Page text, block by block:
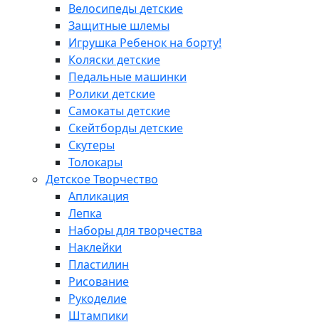
Велосипеды детские
Защитные шлемы
Игрушка Ребенок на борту!
Коляски детские
Педальные машинки
Ролики детские
Самокаты детские
Скейтборды детские
Скутеры
Толокары
Детское Творчество
Апликация
Лепка
Наборы для творчества
Наклейки
Пластилин
Рисование
Рукоделие
Штампики